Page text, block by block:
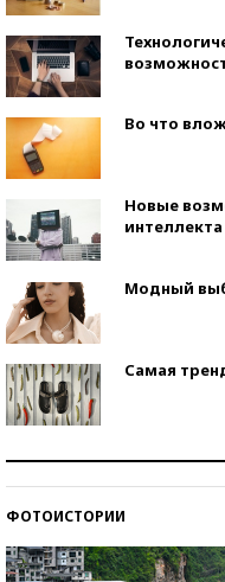
Во что
Новые
интеллекта
Модный
Самая
ФОТОИСТОРИИ